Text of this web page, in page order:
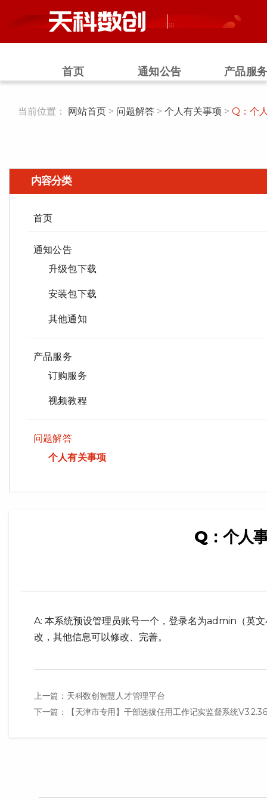
首页 通知公告 产品服
当前位置： 网站首页 > 问题解答 > 个人有关事项 > Q：个
内容分类
首页
通知公告
升级包下载
安装包下载
其他通知
产品服务
订购服务
视频教程
问题解答
个人有关事项
Q：个人
A: 本系统预设管理员账号一个，登录名为admin（英
改，其他信息可以修改、完善。
文
章
上一篇：天科数创智慧人才管理平台
下一篇：【天津市专用】干部选拔任用工作记实监督系统